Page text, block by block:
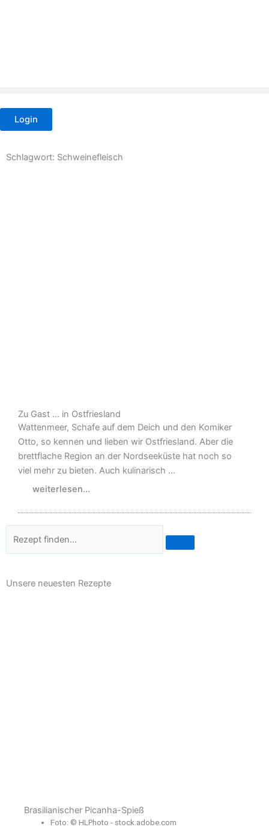
Login
Schlagwort: Schweinefleisch
Zu Gast … in Ostfriesland
Wattenmeer, Schafe auf dem Deich und den Komiker
Otto, so kennen und lieben wir Ostfriesland. Aber die
brettflache Region an der Nordseeküste hat noch so
viel mehr zu bieten. Auch kulinarisch …
weiterlesen...
Unsere neuesten Rezepte
Brasilianischer Picanha-Spieß
Foto: © HLPhoto - stock.adobe.com